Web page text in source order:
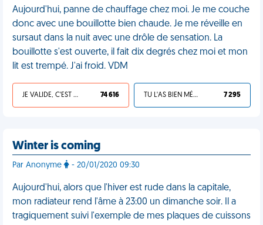
Aujourd'hui, panne de chauffage chez moi. Je me couche
donc avec une bouillotte bien chaude. Je me réveille en
sursaut dans la nuit avec une drôle de sensation. La
bouillotte s'est ouverte, il fait dix degrés chez moi et mon
lit est trempé. J'ai froid. VDM
JE VALIDE, C'EST UNE VDM 74 616 TU L'AS BIEN MÉRITÉ 7 295
Winter is coming
Par Anonyme - 20/01/2020 09:30
Aujourd'hui, alors que l'hiver est rude dans la capitale,
mon radiateur rend l'âme à 23:00 un dimanche soir. Il a
tragiquement suivi l'exemple de mes plaques de cuissons